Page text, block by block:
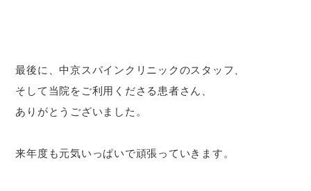
最後に、中京スパインクリニックのスタッフ、
そして当院をご利用くださる患者さん、
ありがとうございました。
来年度も元気いっぱいで頑張っていきます。